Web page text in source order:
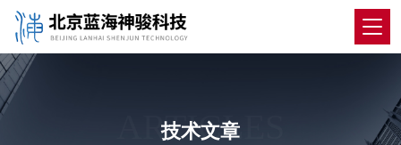
ARTICLES
技术文章